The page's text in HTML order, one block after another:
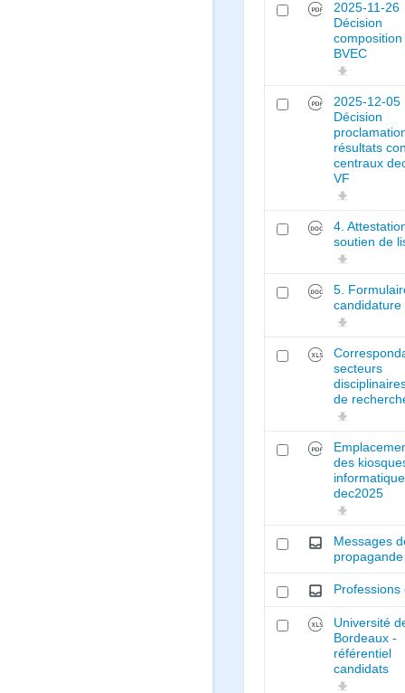
2025-11-26
Décision
composition
BVEC
2025-12-05
Décision
résultats
centraux
VF
4.
soutien de
5.
candidature
secteurs
de
des
dec2025
Messages
propagande
Professions
Université
Bordeaux -
référentiel
candidats